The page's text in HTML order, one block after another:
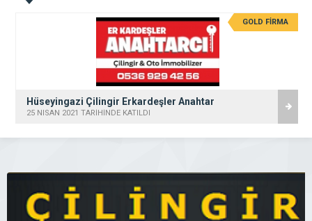
GOLD FİRMA
Hüseyingazi Çilingir Erkardeşler Anahtar
25 NISAN 2021 TARİHİNDE KATILDI